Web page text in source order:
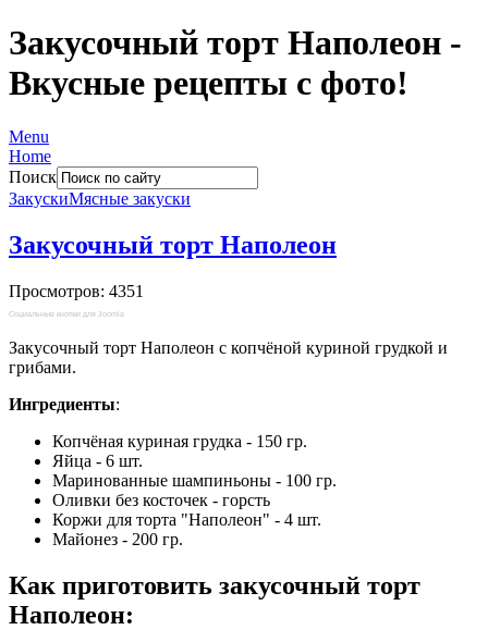
Закусочный торт Наполеон -
Вкусные рецепты с фото!
Menu
Home
Поиск
ЗакускиМясные закуски
Закусочный торт Наполеон
Просмотров: 4351
Социальные кнопки для Joomla
Закусочный торт Наполеон с копчёной куриной грудкой и
грибами.
Ингредиенты:
Копчёная куриная грудка - 150 гр.
Яйца - 6 шт.
Маринованные шампиньоны - 100 гр.
Оливки без косточек - горсть
Коржи для торта "Наполеон" - 4 шт.
Майонез - 200 гр.
Как приготовить закусочный торт
Наполеон: